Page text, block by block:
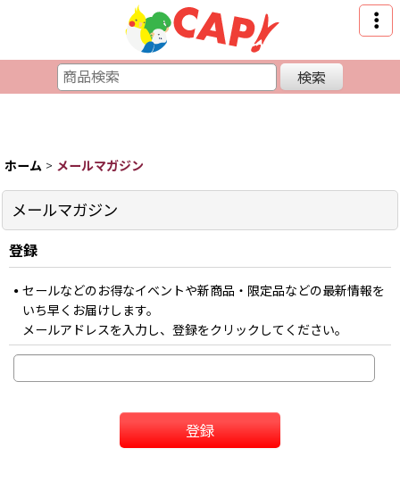
検索
ホーム > メールマガジン
メールマガジン
登録
セールなどのお得なイベントや新商品・限定品などの最新情報を
いち早くお届けします。
メールアドレスを入力し、登録をクリックしてください。
登録